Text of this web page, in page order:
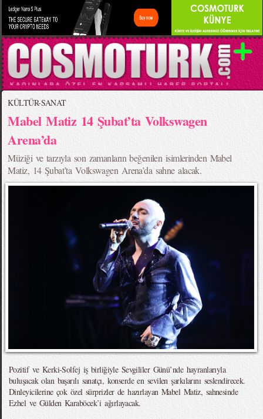
KÜLTÜR-SANAT
Mabel Matiz 14 Şubat’ta Volkswagen
Arena’da
Müziği ve tarzıyla son zamanların beğenilen isimlerinden Mabel
Matiz, 14 Şubat’ta Volkswagen Arena’da sahne alacak.
Pozitif ve Kerki-Solfej iş birliğiyle Sevgililer Günü’nde hayranlarıyla
buluşacak olan başarılı sanatçı, konserde en sevilen şarkılarını seslendirecek.
Dinleyicilerine çok özel sürprizler de hazırlayan Mabel Matiz, sahnesinde
Ezhel ve Gülden Karaböcek’i ağırlayacak.